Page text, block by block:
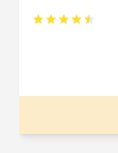
Betyg: 4.5 av 5